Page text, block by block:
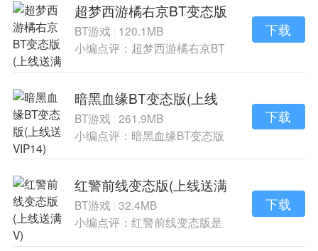
超梦西游橘右京BT变态版
(上线送满V)
BT游戏 120.1MB
小编点评：超梦西游橘右京BT
下载
暗黑血缘BT变态版(上线
送VIP14)
BT游戏 261.9MB
小编点评：暗黑血缘BT变态版
下载
红警前线变态版(上线送满
V)
BT游戏 32.4MB
小编点评：红警前线变态版是
下载